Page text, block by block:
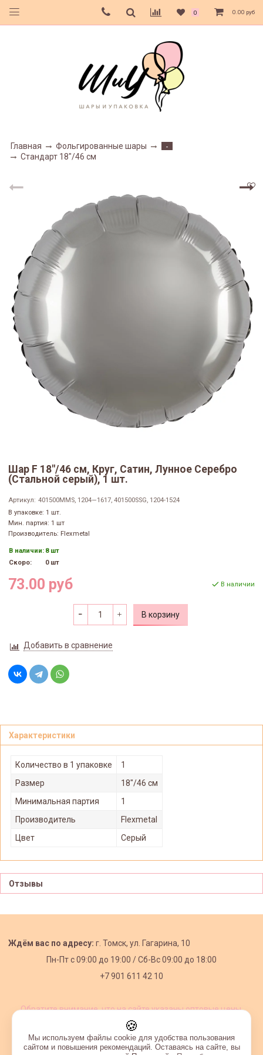
0 0.00 руб
Главная Фольгированные шары
-
Стандарт 18"/46 см
Шар F 18"/46 см, Круг, Сатин, Лунное Серебро
(Стальной серый), 1 шт.
Артикул: 401500MMS, 1204—1617, 401500SSG, 1204-1524
В упаковке: 1 шт.
Мин. партия: 1 шт
Производитель: Flexmetal
В наличии: 8 шт
Скоро:
0 шт
73.00 руб В наличии
В корзину
Добавить в сравнение
Характеристики
Количество в 1 упаковке
1
Размер
18"/46 см
Минимальная партия
1
Производитель
Flexmetal
Цвет
Серый
Отзывы
Ждём вас по адресу: г. Томск, ул. Гагарина, 10
Пн-Пт с09:00 до 19:00 /Сб-Вс 09:00 до 18:00
+7 901 611 42 10
Обратите внимание, что на сайте указаны оптовые цены,
🍪
Мы используем файлы cookie для удобства пользования
сайтом и повышения рекомендаций. Оставаясь на сайте, вы